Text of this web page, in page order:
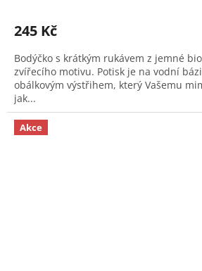
245 Kč
Bodýčko s krátkým rukávem z jemné
zvířecího motivu. Potisk je na vodní
obálkovým výstřihem, který Vašemu
jak...
Akce